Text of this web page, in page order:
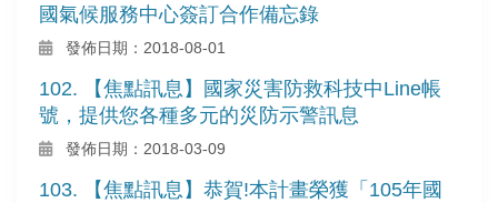
國氣候服務中心簽訂合作備忘錄
發佈日期：2018-08-01
102. 【焦點訊息】國家災害防救科技中Line帳
號，提供您各種多元的災防示警訊息
發佈日期：2018-03-09
103. 【焦點訊息】恭賀!本計畫榮獲「105年國